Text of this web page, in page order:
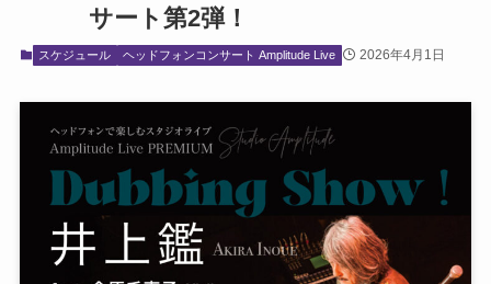
サート第2弾！
スケジュール ヘッドフォンコンサート Amplitude Live 2026年4月1日